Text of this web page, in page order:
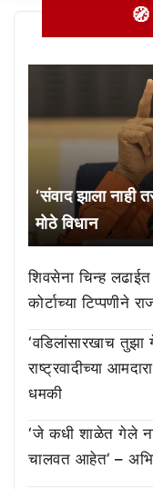
‘संवाद झाला नाही
मोठे विधान
शिवसेना चिन्ह
कोर्टाच्या टिप्पणीने
‘वडिलांसारखाच तुझा
राष्ट्रवादीच्या
धमकी
‘जे कधी शाळेत गेले
चालवत आहेत’ –